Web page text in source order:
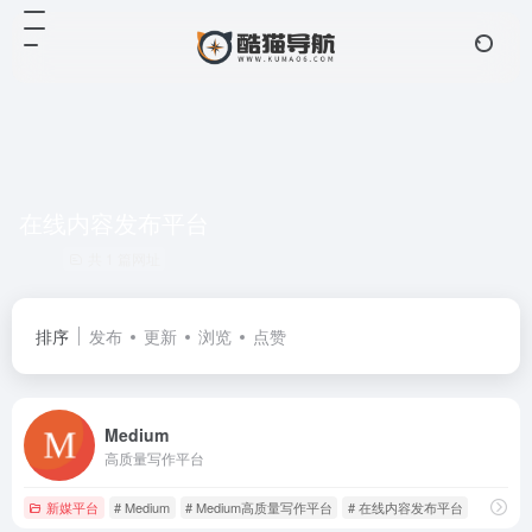
排序 发布 更新 浏览 点赞
Medium
高质量写作平台
新媒平台 # Medium # Medium高质量写作平台 # 在线内容发布平台